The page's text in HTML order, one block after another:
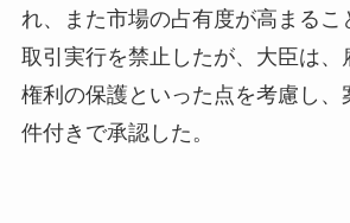
れ、また市場の占有度が高まるこ
取引実行を禁止したが、大臣は、
権利の保護といった点を考慮し、
件付きで承認した。